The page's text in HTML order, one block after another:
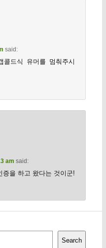
said:
드식 유머를 멈춰주시
am said:
을 하고 왔다는 것이군!
Search